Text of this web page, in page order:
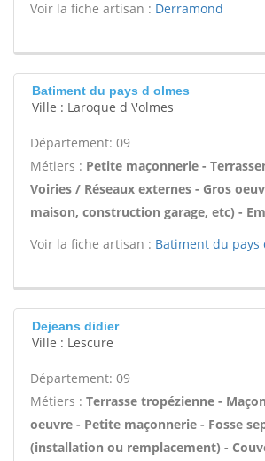
Voir la fiche artisan : Derramond
Batiment du pays d olmes
Ville : Laroque d \'olmes
Département: 09
Métiers : Petite maçonnerie -
Voiries / Réseaux externes - Gros
maison, construction garage, etc) -
Voir la fiche artisan : Batiment du pays
Dejeans didier
Ville : Lescure
Département: 09
Métiers : Terrasse tropézienne -
oeuvre - Petite maçonnerie - Fosse
(installation ou remplacement) -